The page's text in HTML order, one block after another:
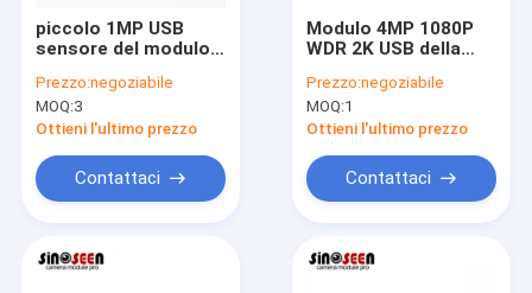
piccolo 1MP USB
sensore del modulo
macchina
fotografica di 720P
per il computer
Prezzo:negoziabile
MOQ:3
Ottieni l'ultimo prezzo
Contattaci
Modulo 4MP 1080P
WDR 2K USB della
fotografica GC4653
per l'identificazione
del personale
Prezzo:negoziabile
MOQ:1
Ottieni l'ultimo prezzo
Contattaci